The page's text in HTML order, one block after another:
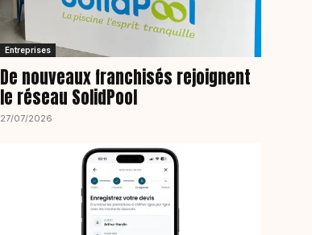
Entreprises
De nouveaux franchisés rejoignent
le réseau SolidPool
27/07/2026